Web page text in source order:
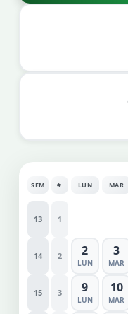
SEM # LUN MAR
13 1
14 2 2
LUN
3
MAR
15 3 9
LUN
10
MAR